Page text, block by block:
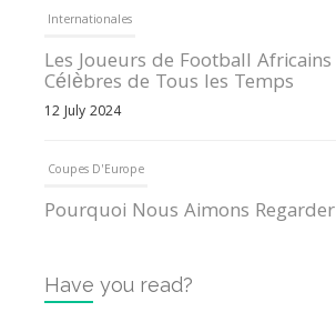
Internationales
Les Joueurs de Football
Célèbres de Tous les Temps
12 July 2024
Coupes D'Europe
Pourquoi Nous Aimons Regarder
Internationales
Have you read?